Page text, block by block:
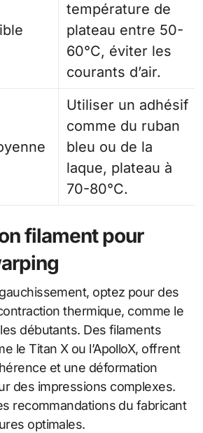
température de
plateau entre 50-
60°C, éviter les
courants d’air.
Utiliser un adhésif
comme du ruban
bleu ou de la
laque, plateau à
70-80°C.
filament pour
optez pour des
thermique, comme le
débutants. Des filaments
le Titan X ou l’ApolloX, offrent
et une déformation
des impressions complexes.
recommandations du fabricant
optimales.